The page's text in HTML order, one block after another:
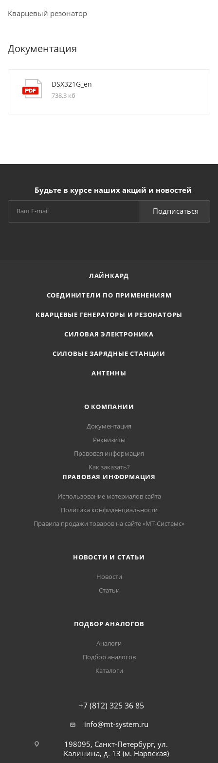
Кварцевый резонатор
Документация
DSX321G_en
738,3 кб
Будьте в курсе наших акций и новостей
Подписаться
ЛАЙНКАРД
СОЕДИНИТЕЛИ ПО ПРИМЕНЕНИЯМ
КВАРЦЕВЫЕ ГЕНЕРАТОРЫ И РЕЗОНАТОРЫ
СИЛОВАЯ ЭЛЕКТРОНИКА
СИЛОВЫЕ ЗАРЯДНЫЕ СТАНЦИИ
АНТЕННЫ
О КОМПАНИИ
Документация
Реквизиты
Правовая информация
Как заказать?
ПРАВОВАЯ ИНФОРМАЦИЯ
Использование материалов сайта
Политика конфиденциальности
Правила продажи товаров на сайте «МТ-Системс»
НОВОСТИ И СТАТЬИ
Новости
Статьи
ПОДБОР АНАЛОГОВ
Аналоги
Подбор аналогов
Каталоги
+7 (812) 325 36 85
info@mt-system.ru
198095, Санкт-Петербург, ул.
Калинина, д. 13 (м. Нарвская)